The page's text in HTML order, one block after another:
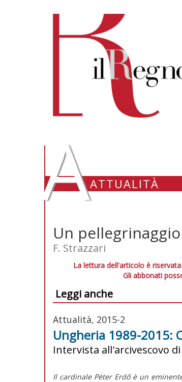
AATTUALITÀ
Un
F. Strazzari
La lettura dell'articolo è
Gli abbonati
Leggi anche
Attualità, 2015-2
Ungheria 1989-2015:
Intervista all'arcivescovo
Il cardinale Péter Erdő è un